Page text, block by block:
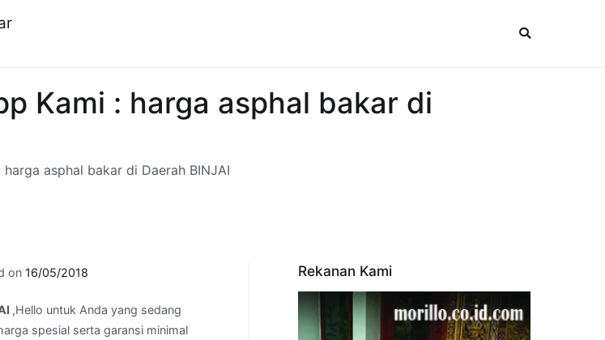
Kami : harga asphal bakar di
asphal bakar di Daerah BINJAI
on 16/05/2018
,Hello untuk Anda yang sedang
spesial serta garansi minimal
Rekanan Kami